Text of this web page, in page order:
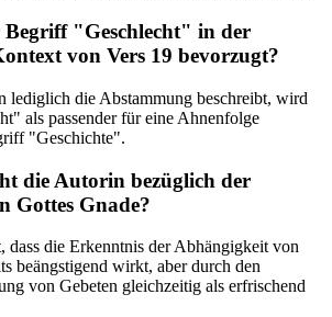
"Geschlecht" in der
von Vers 19 bevorzugt?
lediglich die Abstammung beschreibt, wird
als passender für eine Ahnenfolge
"Geschichte".
die Autorin bezüglich der
Gottes Gnade?
die Erkenntnis der Abhängigkeit von
beängstigend wirkt, aber durch den
von Gebeten gleichzeitig als erfrischend